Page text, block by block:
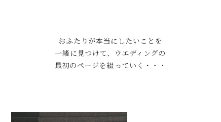
おふたりが本当にしたいことを
一緒に見つけて、ウエディングの
最初のページを綴っていく・・・